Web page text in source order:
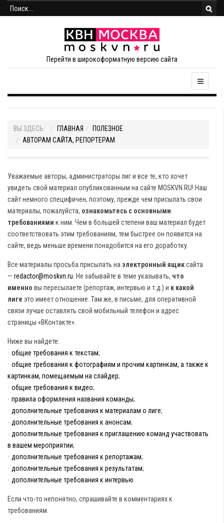
Перейти в широкоформатную версию сайта
ВЫ ЗДЕСЬ: ГЛАВНАЯ
ПОЛЕЗНОЕ
АВТОРАМ САЙТА, РЕПОРТЕРАМ
Уважаемые авторы, администраторы лиг и все те, кто хочет
увидеть свой материал опубликованным на сайте MOSKVN.RU! Наш
сайт немного специфичен, поэтому, прежде чем присылать свои
материалы, пожалуйста, ознакомьтесь с основными
требованиями к ним. Чем в большей степени ваш материал будет
соответствовать этим требованиям, тем быстрее он появится на
сайте, ведь меньше времени понадобится на его доработку.
Все материалы просьба присылать на электронный ящиксайта
— redactor@moskvn.ru . Не забывайте в теме указывать, что
именно вы пересылаете (репортаж, интервью и т.д.) и к какой
лиге это имеет отношение. Там же, в письме, для оперативной
связи лучше оставлять свой мобильный телефон и адрес
страницы «ВКонтакте».
Ниже вы найдете:
∙ общие требования к текстам;
∙ общие требования к фотографиям и прочим картинкам, а также к
картинкам, помещаемым на слайдер;
∙ общие требования к видео;
∙ правила оформления названия команды;
∙ дополнительные требования к материалам о лиге;
∙ дополнительные требования к анонсам;
∙ дополнительные требования к приглашению команд участвовать
в вашем мероприятии;
∙ дополнительные требования к репортажам;
∙ дополнительные требования к результатам;
∙ дополнительные требования к интервью
Если что-то непонятно, спрашивайте в комментариях к
требованиям.